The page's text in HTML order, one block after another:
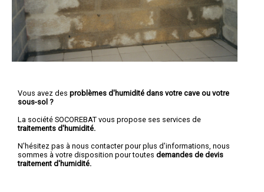
Vous avez des problèmes d'humidité dans votre cave ou votre
sous-sol ?
La société SOCOREBAT vous propose ses services de
traitements d'humidité.
N'hésitez pas à nous contacter pour plus d'informations, nous
sommes à votre disposition pour toutes demandes de devis
traitement d'humidité.